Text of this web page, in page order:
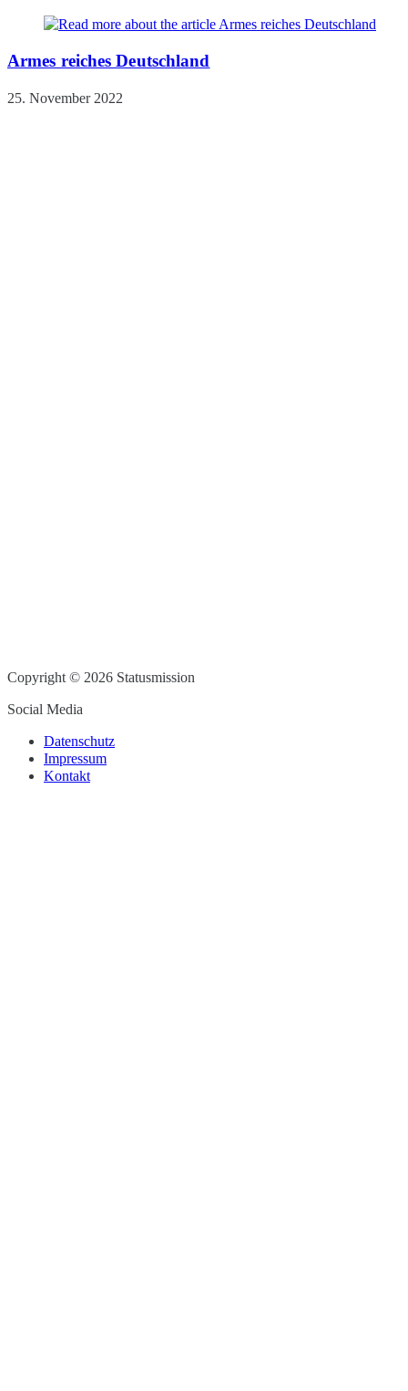
Armes reiches Deutschland
25. November 2022
Copyright © 2026 Statusmission
Social Media
Datenschutz
Impressum
Kontakt